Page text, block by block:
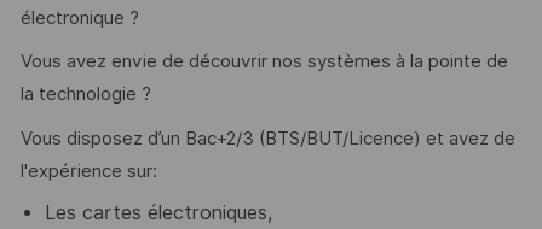
électronique ?
Vous avez envie de découvrir nos systèmes à la pointe de
la technologie ?
Vous disposez d’un Bac+2/3 (BTS/BUT/Licence) et avez de
l'expérience sur:
Les cartes électroniques,